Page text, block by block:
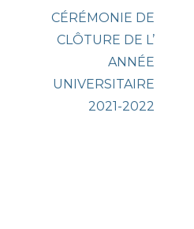
Next
post:
CÉRÉMONIE DE
CLÔTURE DE L’
ANNÉE
UNIVERSITAIRE
2021-2022